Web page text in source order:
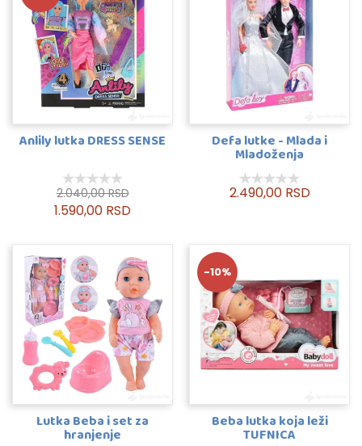
Anlily lutka DRESS SENSE
2.040,00 RSD
1.590,00 RSD
Defa lutke - Mlada i
Mladoženja
2.490,00 RSD
Lutka Beba i set za
hranjenje
-10%
Beba lutka koja leži
TUFNICA